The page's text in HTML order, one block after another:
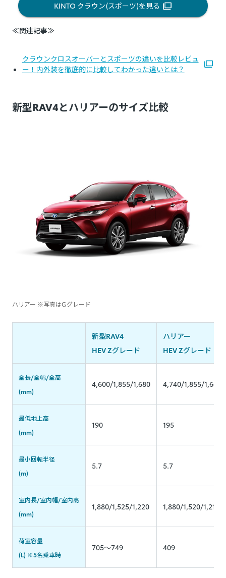
KINTO クラウン(スポーツ)を見る
≪関連記事≫
クラウンクロスオーバーとスポーツの違いを比較レビュ
ー！内外装を徹底的に比較してわかった違いとは？
新型RAV4とハリアーのサイズ比較
ハリアー ※写真はGグレード
新型RAV4
HEV Zグレード
ハリアー
HEV Zグレード
全長/全幅/全高
(mm)
4,600/1,855/1,680 4,740/1,855/1,660
最低地上高
(mm)
190 195
最小回転半径
(m)
5.7 5.7
室内長/室内幅/室内高
(mm)
1,880/1,525/1,220 1,880/1,520/1,215
荷室容量
(L) ※5名乗車時
705～749 409